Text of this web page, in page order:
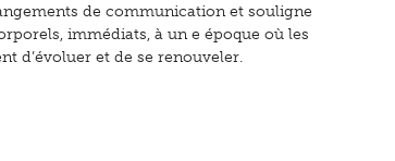
de communication et souligne
immédiats, à un e époque où les
d’évoluer et de se renouveler.